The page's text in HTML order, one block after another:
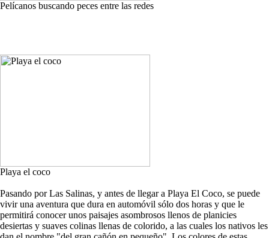
Pelícanos buscando peces entre las redes
Playa el coco
Pasando por Las Salinas, y antes de llegar a Playa El Coco, se puede
vivir una aventura que dura en automóvil sólo dos horas y que le
permitirá conocer unos paisajes asombrosos llenos de planicies
desiertas y suaves colinas llenas de colorido, a las cuales los nativos les